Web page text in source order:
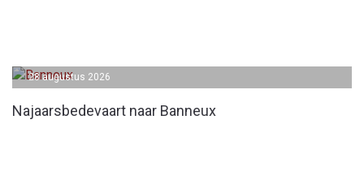
Najaarsbedevaart naar Banneux
28 augustus 2026